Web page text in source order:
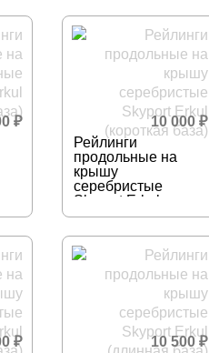
₽
Рейлинги
продольные на
крышу
серебристые
Skyport Erkul
(короткая база)
10 000₽
₽
10 500₽